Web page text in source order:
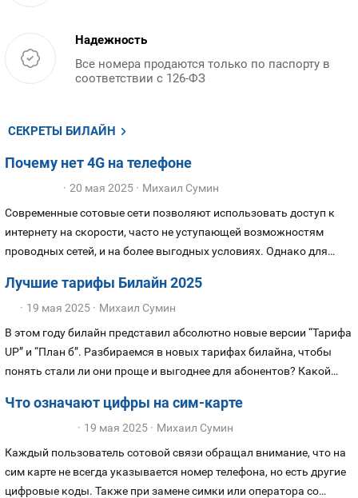
Надежность
Все номера продаются только по паспорту в
соответствии с 126-ФЗ
СЕКРЕТЫ БИЛАЙН
Почему нет 4G на телефоне
20 мая 2025
Михаил Сумин
Современные сотовые сети позволяют использовать доступ к
интернету на скорости, часто не уступающей возможностям
проводных сетей, и на более выгодных условиях. Однако для
телефон с поддержкой сети 4G, и его правильная настройка.
Разбираемся, почему на телефоне не получается включить LTE
интернет: как правильно настроить на МегаФон, МТС, билайн, и
других операторов, доступ к сети 4G, и как устранить ошибки.
Лучшие тарифы Билайн 2025
19 мая 2025
Михаил Сумин
В этом году билайн представил абсолютно новые версии “Тарифа
UP” и “План б”. Разбираемся в новых тарифах билайна, чтобы
понять стали ли они проще и выгоднее для абонентов? Какой
мобильного интернета?
Что означают цифры на сим-карте
19 мая 2025
Михаил Сумин
Каждый пользователь сотовой связи обращал внимание, что на
сим карте не всегда указывается номер телефона, но есть другие
цифровые коды. Также при замене симки или оператора со